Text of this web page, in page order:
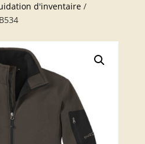
d'inventaire/